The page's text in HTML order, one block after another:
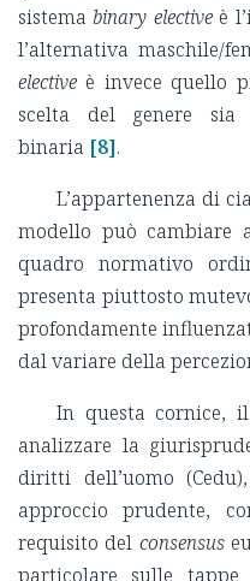
sistemabinary electiveè
l’alternativa maschile/
elective è invece quello
scelta del genere
binaria [8].
L’appartenenza di
modello può cambiare
quadro normativo
presenta piuttosto
profondamente
dal variare della
In questa cornice,
analizzare la
diritti dell’uomo
approccio prudente,
requisito del consensus
particolare sulle